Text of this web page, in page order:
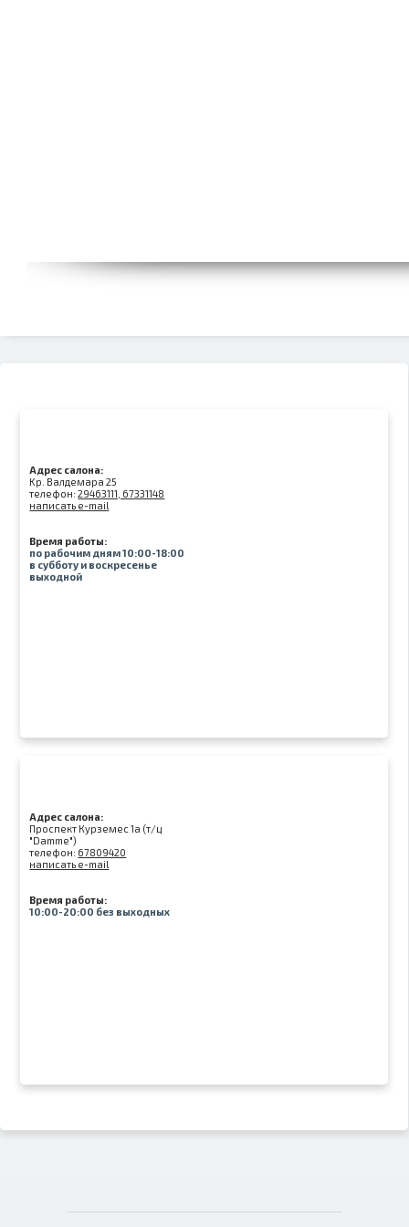
Адрес салона:
Kр. Валдемара 25
телефон:29463111, 67331148
написать e-mail
Время работы:
по рабочим дням 10:00-18:00
в субботу и воскресенье
выходной
Адрес салона:
Проспект Курземес 1а (т/ц
"Damme")
телефон: 67809420
написать e-mail
Время работы:
10:00-20:00 без выходных